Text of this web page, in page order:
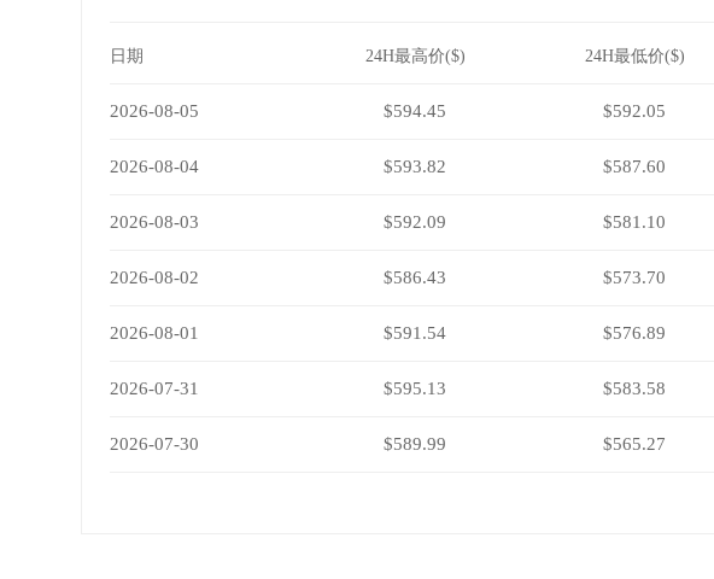
日期 24H最高价($) 24H最低价($)
2026-08-05 $594.45 $592.05
2026-08-04 $593.82 $587.60
2026-08-03 $592.09 $581.10
2026-08-02 $586.43 $573.70
2026-08-01 $591.54 $576.89
2026-07-31 $595.13 $583.58
2026-07-30 $589.99 $565.27